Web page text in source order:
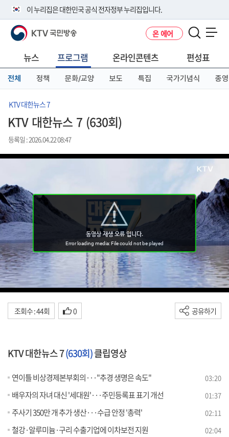
이 누리집은 대한민국 공식 전자정부 누리집입니다.
공식 누리집 주소 확인하기
니다.
이밖에 or.kr 또는 .kr등 다른 도메인 주소를 사용하고 있다면 아래 URL에
서 도메인 주소를 확인해 보세요
KTV 국민방송 온 에어
뉴스 프로그램 온라인콘텐츠 편성표
전체 정책 문화/교양 보도 특집 국가기념식 종영
KTV 대한뉴스 7
KTV 대한뉴스 7 (630회)
등록일 : 2026.04.22 08:47
조회수 : 44회 0 공유하기
KTV 대한뉴스 7(630회)클립영상
연이틀 비상경제본부회의···"추경 생명은 속도" 03:20
배우자의 자녀 대신 '세대원'···주민등록표 표기 개선 01:37
주사기 350만 개 추가 생산···수급 안정 '총력' 02:11
철강·알루미늄·구리 수출기업에 이차보전 지원 02:04